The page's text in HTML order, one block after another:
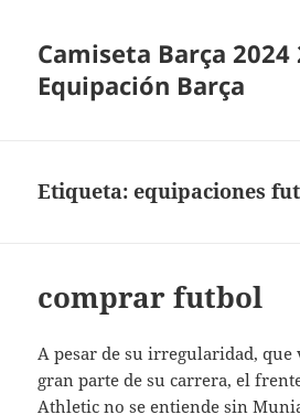
Camiseta Barça
Equipación Barça
Etiqueta:equipaciones
comprar futbol
A pesar de su irregularidad, que
gran parte de su carrera, el
Athletic no se entiende sin